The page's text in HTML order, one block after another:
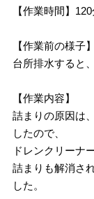
【作業時間】
【作業前の様子】
台所排水すると
【作業内容】
詰まりの原因は
したので、
ドレンクリーナ
詰まりも解消さ
した。